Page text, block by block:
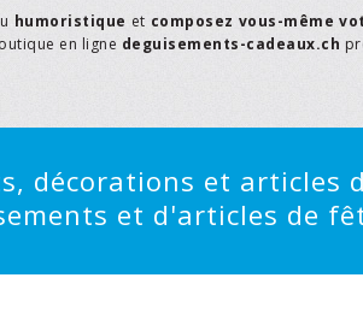
humoristique et composez vous-même
en ligne deguisements-cadeaux.ch
décorations et articles
et d'articles de